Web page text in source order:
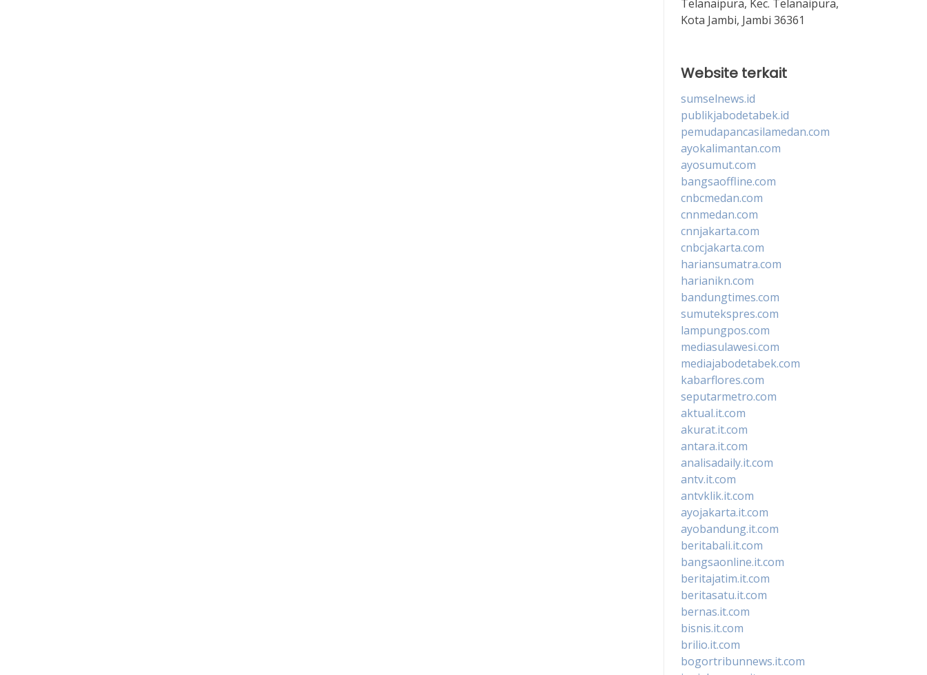
Telanaipura, Kec. Telanaipura,
Kota Jambi, Jambi 36361
Website terkait
sumselnews.id
publikjabodetabek.id
pemudapancasilamedan.com
ayokalimantan.com
ayosumut.com
bangsaoffline.com
cnbcmedan.com
cnnmedan.com
cnnjakarta.com
cnbcjakarta.com
hariansumatra.com
harianikn.com
bandungtimes.com
sumutekspres.com
lampungpos.com
mediasulawesi.com
mediajabodetabek.com
kabarflores.com
seputarmetro.com
aktual.it.com
akurat.it.com
antara.it.com
analisadaily.it.com
antv.it.com
antvklik.it.com
ayojakarta.it.com
ayobandung.it.com
beritabali.it.com
bangsaonline.it.com
beritajatim.it.com
beritasatu.it.com
bernas.it.com
bisnis.it.com
brilio.it.com
bogortribunnews.it.com